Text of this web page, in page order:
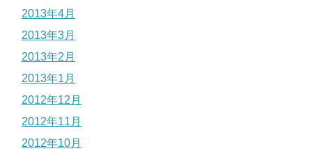
2013年4月
2013年3月
2013年2月
2013年1月
2012年12月
2012年11月
2012年10月